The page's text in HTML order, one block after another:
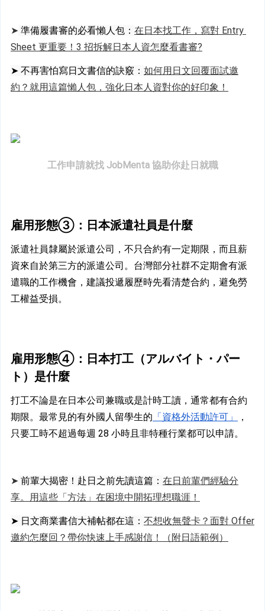
➤ 準備履書審的必看懶人包： 在日本找工作，寫對 Entry
Sheet 更重要！3 招拆解日本人資怎麼看書審?
➤ 不再害怕寫日文書信的訣竅： 如何用日文回覆面試邀
約？就用這篇懶人包，強化日本人資對你的好印象！
工作申請就找 JobMenta 協助你赴日就職
雇用形態③：日本派遣社員是什麼
派遣社員隸屬於派遣公司，不只合約有一定期限，而且薪
資來自於第三方的派遣公司。台灣部分社群不定期會有派
遣職的工作機會，建議投遞履歷時先看清楚合約，避免勞
工權益受損。
雇用形態④：日本打工（アルバイト・パー
ト）是什麼
打工不論是在日本公司兼職或是計時工讀，通常都有合約
期限。最常見的有外國人留學生的 「資格外活動許可」
，
只要工時不超過每週 28 小時且非特種行業都可以申請。
➤ 前輩大揭密！赴日之前先讀這篇： 在日前輩們經驗分
享。用這些「方法」在困境中開拓理想職涯！
➤ 日文商業書信大補帖都在這： 不想收無聲卡？面對 Offer
邀約怎麼回？帶你快速上手感謝信！（附日語範例）